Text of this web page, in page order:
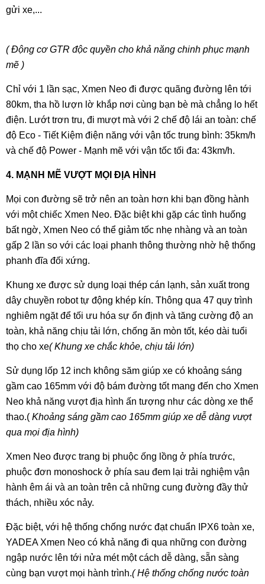
gửi xe,...
( Động cơ GTR độc quyền cho khả năng chinh phục mạnh
mẽ )
Chỉ với 1 lần sạc, Xmen Neo đi được quãng đường lên tới
80km, tha hồ lượn lờ khắp nơi cùng bạn bè mà chẳng lo hết
điện. Lướt trơn tru, đi mượt mà với 2 chế độ lái an toàn: chế
độ Eco - Tiết Kiệm điện năng với vận tốc trung bình: 35km/h
và chế độ Power - Mạnh mẽ với vận tốc tối đa: 43km/h.
4. MẠNH MẼ VƯỢT MỌI ĐỊA HÌNH
Mọi con đường sẽ trở nên an toàn hơn khi bạn đồng hành
với một chiếc Xmen Neo. Đặc biệt khi gặp các tình huống
bất ngờ, Xmen Neo có thể giảm tốc nhẹ nhàng và an toàn
gấp 2 lần so với các loại phanh thông thường nhờ hệ thống
phanh đĩa đối xứng.
Khung xe được sử dụng loại thép cán lạnh, sản xuất trong
dây chuyền robot tự động khép kín. Thông qua 47 quy trình
nghiêm ngặt để tối ưu hóa sự ổn định và tăng cường độ an
toàn, khả năng chịu tải lớn, chống ăn mòn tốt, kéo dài tuổi
thọ cho xe( Khung xe chắc khỏe, chịu tải lớn)
Sử dụng lốp 12 inch không săm giúp xe có khoảng sáng
gầm cao 165mm với độ bám đường tốt mang đến cho Xmen
Neo khả năng vượt địa hình ấn tượng như các dòng xe thể
thao.( Khoảng sáng gầm cao 165mm giúp xe dễ dàng vượt
qua mọi địa hình)
Xmen Neo được trang bị phuộc ống lồng ở phía trước,
phuộc đơn monoshock ở phía sau đem lại trải nghiệm vận
hành êm ái và an toàn trên cả những cung đường đầy thử
thách, nhiều xóc nảy.
Đặc biệt, với hệ thống chống nước đạt chuẩn IPX6 toàn xe,
YADEA Xmen Neo có khả năng đi qua những con đường
ngập nước lên tới nửa mét một cách dễ dàng, sẵn sàng
cùng bạn vượt mọi hành trình.( Hệ thống chống nước toàn